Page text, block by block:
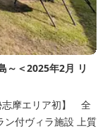
＜2025年2月 リ
志摩エリア初】 全
ヴィラ施設 上質